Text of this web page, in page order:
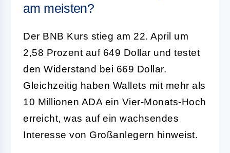
am meisten?
Der BNB Kurs stieg am 22. April um
2,58 Prozent auf 649 Dollar und testet
den Widerstand bei 669 Dollar.
Gleichzeitig haben Wallets mit mehr als
10 Millionen ADA ein Vier-Monats-Hoch
erreicht, was auf ein wachsendes
Interesse von Großanlegern hinweist.